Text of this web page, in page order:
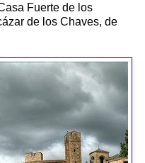
Fuerte de los
de los Chaves, de